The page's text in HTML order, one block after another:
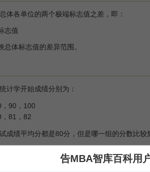
总体各单位的两个极端标志值之差，即：
志值
体标志值的差异范围。
计学开始成绩分别为：
90，100
81，82
绩平均分都是80分，但是哪一组的分数比较
有：
）
告MBA智库百科用